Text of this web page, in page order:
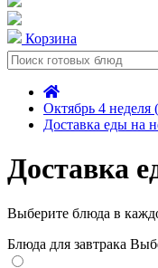
Корзина
Октябрь 4 неделя
Доставка еды на
Доставка
Выберите блюда в
Блюда для завтрака